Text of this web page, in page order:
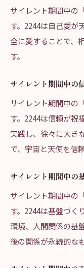
サイレント期間中の
す。2244は自己愛が
全に愛することで、
す。
サイレント期間中の
サイレント期間中の
す。2244は信頼が祝
実践し、徐々に大き
で、宇宙と天使を信
サイレント期間中の
サイレント期間中の
す。2244は基盤づく
環境、人間関係の基
後の関係が永続的な